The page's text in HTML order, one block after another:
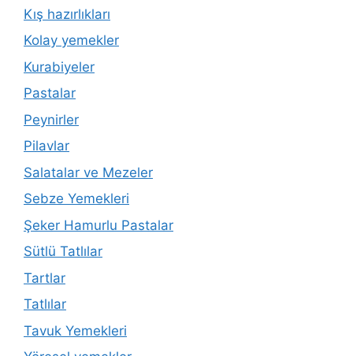
Kış hazırlıkları
Kolay yemekler
Kurabiyeler
Pastalar
Peynirler
Pilavlar
Salatalar ve Mezeler
Sebze Yemekleri
Şeker Hamurlu Pastalar
Sütlü Tatlılar
Tartlar
Tatlılar
Tavuk Yemekleri